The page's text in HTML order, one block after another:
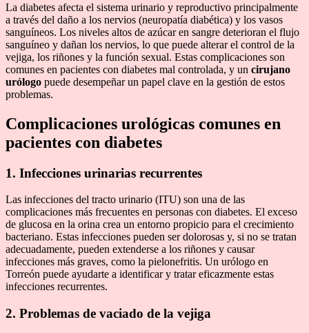
La diabetes afecta el sistema urinario y reproductivo principalmente
a través del daño a los nervios (neuropatía diabética) y los vasos
sanguíneos. Los niveles altos de azúcar en sangre deterioran el flujo
sanguíneo y dañan los nervios, lo que puede alterar el control de la
vejiga, los riñones y la función sexual. Estas complicaciones son
comunes en pacientes con diabetes mal controlada, y un cirujano
urólogo puede desempeñar un papel clave en la gestión de estos
problemas.
Complicaciones urológicas comunes en
pacientes con diabetes
1. Infecciones urinarias recurrentes
Las infecciones del tracto urinario (ITU) son una de las
complicaciones más frecuentes en personas con diabetes. El exceso
de glucosa en la orina crea un entorno propicio para el crecimiento
bacteriano. Estas infecciones pueden ser dolorosas y, si no se tratan
adecuadamente, pueden extenderse a los riñones y causar
infecciones más graves, como la pielonefritis. Un urólogo en
Torreón puede ayudarte a identificar y tratar eficazmente estas
infecciones recurrentes.
2. Problemas de vaciado de la vejiga